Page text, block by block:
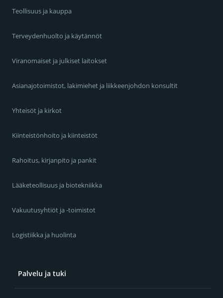
Teollisuus ja kauppa
Terveydenhuolto ja käytännöt
Viranomaiset ja julkiset laitokset
Asianajotoimistot, lakimiehet ja liikkeenjohdon konsultit
Yhteisöt ja kirkot
Kiinteistönhoito ja kiinteistöt
Rahoitus, kirjanpito ja pankit
Lääketeollisuus ja biotekniikka
Vakuutusyhtiöt ja -toimistot
Logistiikka ja huolinta
Palvelu ja tuki